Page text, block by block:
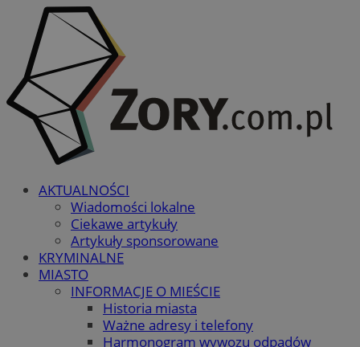
AKTUALNOŚCI
Wiadomości lokalne
Ciekawe artykuły
Artykuły sponsorowane
KRYMINALNE
MIASTO
INFORMACJE O MIEŚCIE
Historia miasta
Ważne adresy i telefony
Harmonogram wywozu odpadów